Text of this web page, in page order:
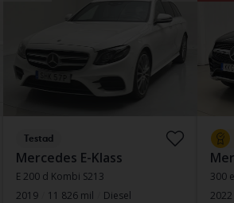
Testad
Mercedes E-Klass
E 200 d Kombi S213
2019
11 826 mil
Diesel
300
2022